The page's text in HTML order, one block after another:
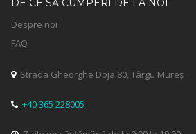
DE CE SĂ CUMPERI DE LA NOI
Despre noi
FAQ
Strada Gheorghe Doja 80, Târgu Mureș
 +40 365 228005